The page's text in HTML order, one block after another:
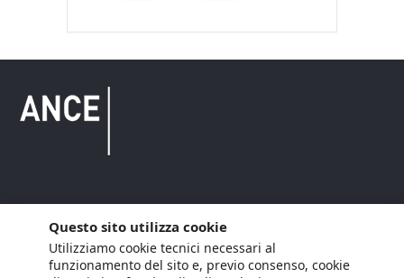
Copyright © 2021 ANCE. Tutti i diritti riservati.
Privacy
Arianna Net
Società di
servizi
Questo sito utilizza cookie
Utilizziamo cookie tecnici necessari al
funzionamento del sito e, previo consenso, cookie